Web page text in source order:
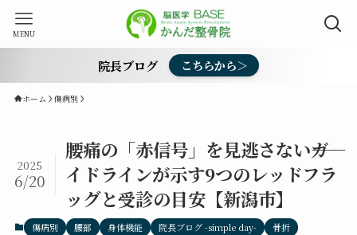
MENU
院長ブログ こちらから＞
ホーム 傷病別
腰痛の「赤信号」を見逃さない――ガ
イドラインが示す9つのレッドフラ
ッグと受診の目安【新潟市】
2025
6/20
傷病別 腰部 身体機能 院長ブログ -simple day- 骨折